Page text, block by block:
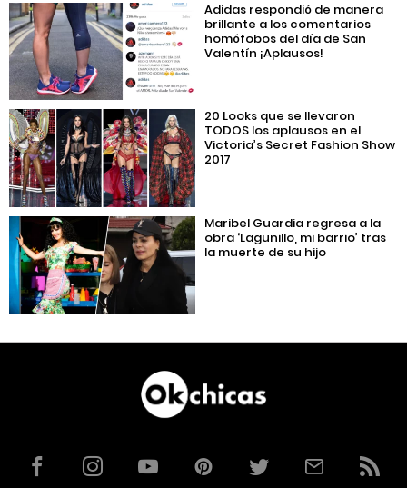
Adidas respondió de manera
brillante a los comentarios
homófobos del día de San
Valentín ¡Aplausos!
20 Looks que se llevaron
TODOS los aplausos en el
Victoria’s Secret Fashion Show
2017
Maribel Guardia regresa a la
obra ‘Lagunillo, mi barrio’ tras
la muerte de su hijo
FacebookInstagramYouTubePinterestTwitterCorreoRSS